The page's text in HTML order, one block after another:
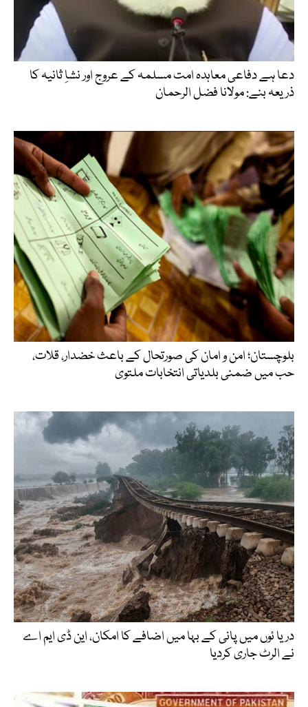
دعا ہے دفاعی معاہدہ امت مسلمہ کے عروج اور نشاِ ثانیہ کا
ذریعہ بنے: مولانا فضل الرحمان
بلوچستان؛ امن و امان کی صورتحال کے باعث خضدار، قلات،
حب میں ضمنی بلدیاتی انتخابات ملتوی
دریا ئوں میں پانی کے بہا میں اضافے کا امکان، این ڈی ایم اے
نے الرٹ جاری کردیا